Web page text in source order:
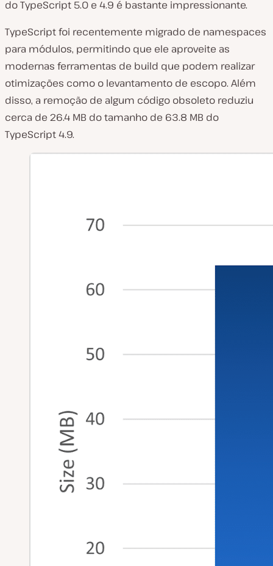
do TypeScript 5.0 e 4.9 é bastante impressionante.
TypeScript foi recentemente migrado de namespaces
para módulos, permitindo que ele aproveite as
modernas ferramentas de build que podem realizar
otimizações como o levantamento de escopo. Além
disso, a remoção de algum código obsoleto reduziu
cerca de 26.4 MB do tamanho de 63.8 MB do
TypeScript 4.9.